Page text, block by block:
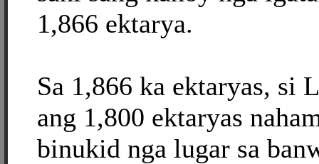
1,866 ektarya.
Sa 1,866 ka ektaryas, si
ang 1,800 ektaryas
binukid nga lugar sa